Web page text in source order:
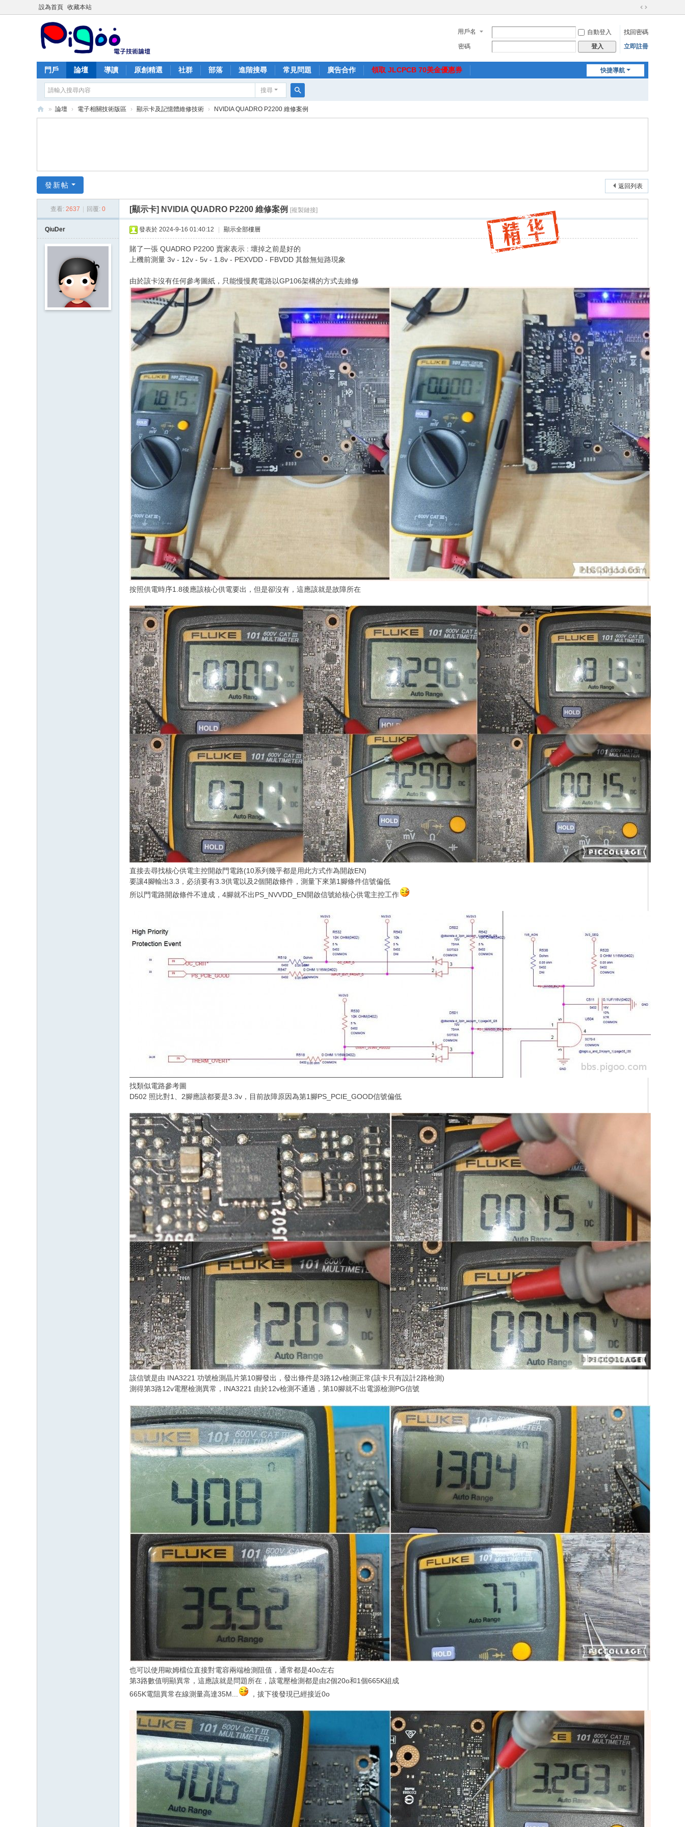
設為首頁 收藏本站
切
到
寬
用戶名 自動登入
找回密碼
密碼
登入 立即註冊
快捷導航
門戶 論壇 導讀 原創精選 社群 部落 進階搜尋 常見問題 廣告合作 領取 JLCPCB 70美金優惠券
搜尋
搜
尋
酷
» 論壇 › 電子相關技術版區 › 顯示卡及記憶體維修技術 › NVIDIA QUADRO P2200 維修案例
返回列表
發新帖
查看: 2637 回覆: 0 [顯示卡] NVIDIA QUADRO P2200 維修案例 [複製鏈接]
QiuDer 發表於 2024-9-16 01:40:12 顯示全部樓層
賭了一張 QUADRO P2200 賣家表示 : 壞掉之前是好的
上機前測量 3v - 12v - 5v - 1.8v - PEXVDD - FBVDD 其餘無短路現象
由於該卡沒有任何參考圖紙，只能慢慢爬電路以GP106架構的方式去維修
按照供電時序1.8後應該核心供電要出，但是卻沒有，這應該就是故障所在
直接去尋找核心供電主控開啟門電路(10系列幾乎都是用此方式作為開啟EN)
要讓4腳輸出3.3，必須要有3.3供電以及2個開啟條件，測量下來第1腳條件信號偏低
所以門電路開啟條件不達成，4腳就不出PS_NVVDD_EN開啟信號給核心供電主控工作
找類似電路參考圖
D502 照比對1、2腳應該都要是3.3v，目前故障原因為第1腳PS_PCIE_GOOD信號偏低
該信號是由 INA3221 功號檢測晶片第10腳發出，發出條件是3路12v檢測正常(該卡只有設計2路檢測)
測得第3路12v電壓檢測異常，INA3221 由於12v檢測不通過，第10腳就不出電源檢測PG信號
也可以使用歐姆檔位直接對電容兩端檢測阻值，通常都是40o左右
第3路數值明顯異常，這應該就是問題所在，該電壓檢測都是由2個20o和1個665K組成
665K電阻異常在線測量高達35M...
，拔下後發現已經接近0o